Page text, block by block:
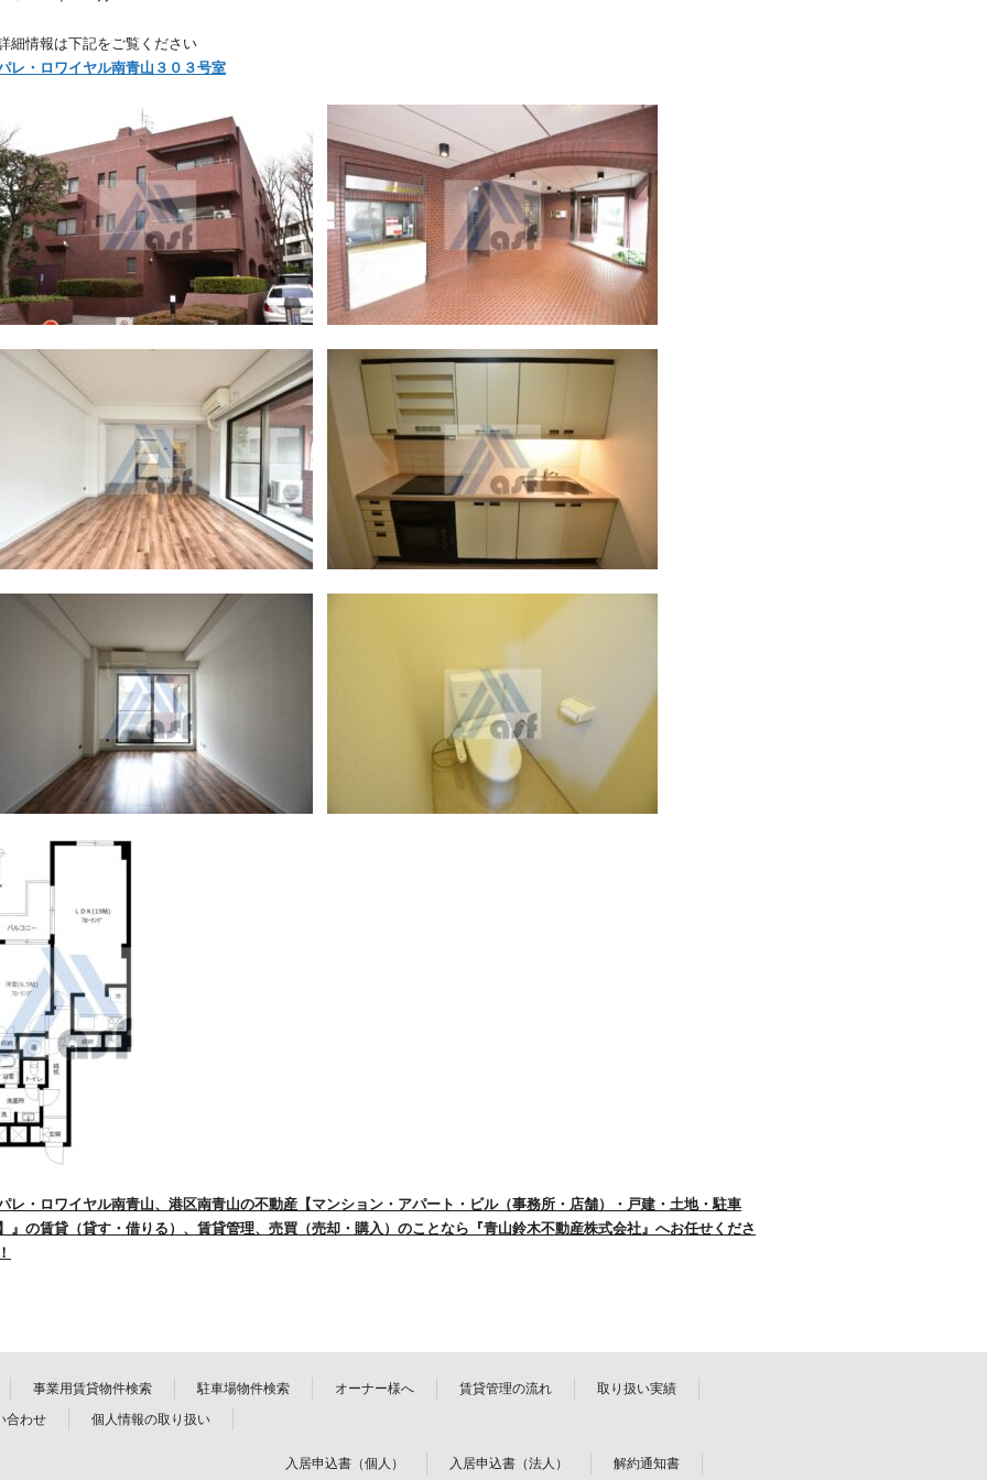
細情報は下記をご覧ください
レ・ロワイヤル南青山３０３号室
レ・ロワイヤル南青山、港区南青山の不動産【マンション・アパート・ビル（事務所・店舗）・戸建・土地・駐車
』の賃貸（貸す・借りる）、賃貸管理、売買（売却・購入）のことなら『青山鈴木不動産株式会社』へお任せくださ
事業用賃貸物件検索 駐車場物件検索 オーナー様へ 賃貸管理の流れ
取り扱い実績
合わせ
個人情報の取り扱い
入居申込書（個人） 入居申込書（法人） 解約通知書